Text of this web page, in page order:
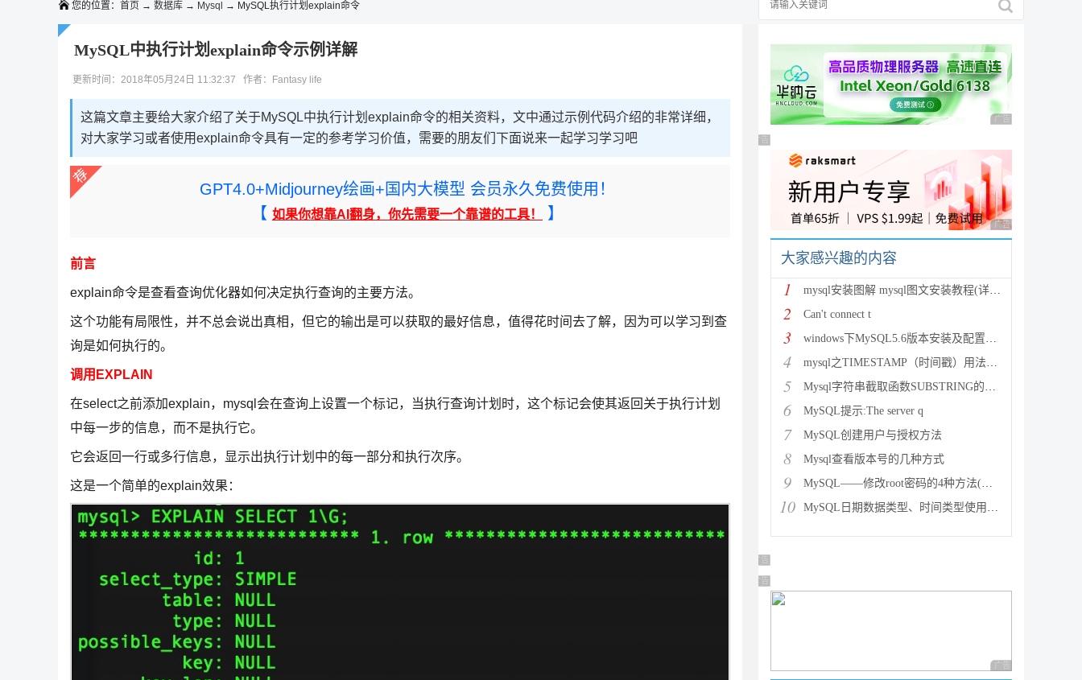
您的位置： 首页 → 数据库 → Mysql → MySQL执行计划explain命令
MySQL中执行计划explain命令示例详解
更新时间：2018年05月24日 11:32:37 作者：Fantasy life
这篇文章主要给大家介绍了关于MySQL中执行计划explain命令的相关资料，文中通过示例代码介绍的非常详细，
对大家学习或者使用explain命令具有一定的参考学习价值，需要的朋友们下面说来一起学习学习吧
GPT4.0+Midjourney绘画+国内大模型 会员永久免费使用！
【 如果你想靠AI翻身，你先需要一个靠谱的工具！ 】
前言
explain命令是查看查询优化器如何决定执行查询的主要方法。
这个功能有局限性，并不总会说出真相，但它的输出是可以获取的最好信息，值得花时间去了解，因为可以学习到查
询是如何执行的。
调用EXPLAIN
在select之前添加explain，mysql会在查询上设置一个标记，当执行查询计划时，这个标记会使其返回关于执行计划
中每一步的信息，而不是执行它。
它会返回一行或多行信息，显示出执行计划中的每一部分和执行次序。
这是一个简单的explain效果：
广告 商业广告，理性
广告 商业广告，理性选择
广告 商业广告，理性
大家感兴趣的内容
1 mysql安装图解 mysql图文安装教程(详细说明)
2 Can't connect t
3 windows下MySQL5.6版本安装及配置过程附有截图和
4 mysql之TIMESTAMP（时间戳）用法详解
5 Mysql字符串截取函数SUBSTRING的用法说明
6 MySQL提示:The server q
7 MySQL创建用户与授权方法
8 Mysql查看版本号的几种方式
9 MySQL——修改root密码的4种方法(以windows为
10 MySQL日期数据类型、时间类型使用总结
广告 商业广告，理性选择
广告 商业广告，理性选择
广告 商业广告，理性